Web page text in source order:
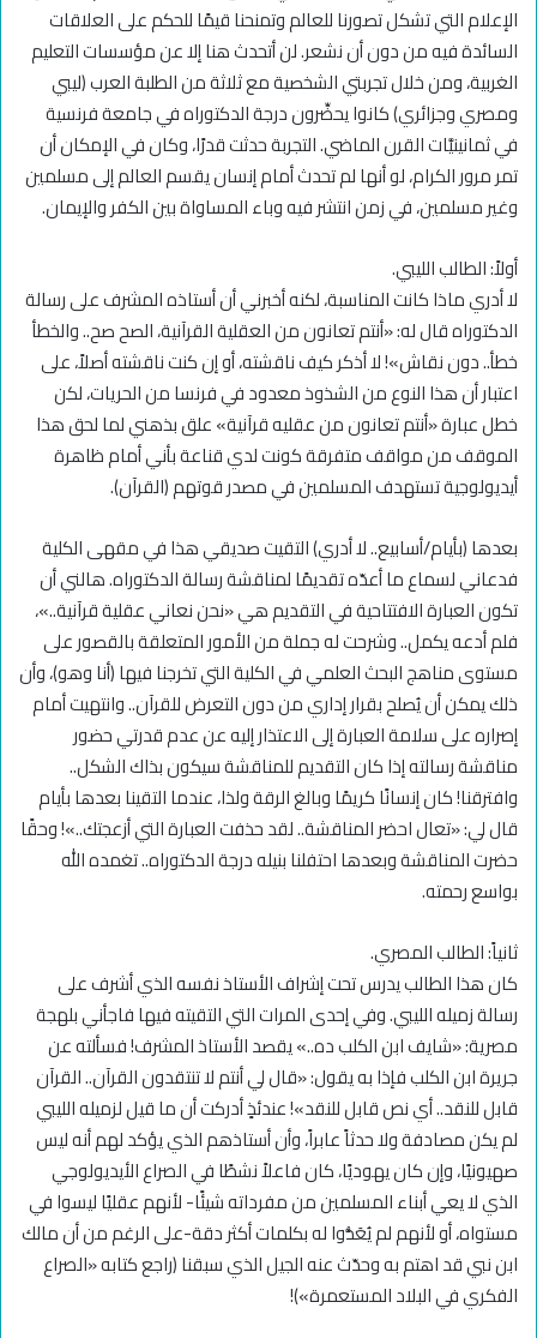
الإعلام التي تشكل تصورنا للعالم وتمنحنا قيمًا للحكم على العلاقات
السائدة فيه من دون أن نشعر. لن أتحدث هنا إلا عن مؤسسات التعليم
الغربية، ومن خلال تجربتي الشخصية مع ثلاثة من الطلبة العرب (ليبي
ومصري وجزائري) كانوا يحضِّرون درجة الدكتوراه في جامعة فرنسية
في ثمانينيَّات القرن الماضي. التجربة حدثت قدرًا، وكان في الإمكان أن
تمر مرور الكرام، لو أنها لم تحدث أمام إنسان يقسم العالم إلى مسلمين
وغير مسلمين، في زمن انتشر فيه وباء المساواة بين الكفر والإيمان.
أولاً: الطالب الليبي.
لا أدري ماذا كانت المناسبة، لكنه أخبرني أن أستاذه المشرف على رسالة
الدكتوراه قال له: «أنتم تعانون من العقلية القرآنية، الصح صح.. والخطأ
خطأ.. دون نقاش»! لا أذكر كيف ناقشته، أو إن كنت ناقشته أصلاً، على
اعتبار أن هذا النوع من الشذوذ معدود في فرنسا من الحريات، لكن
خطل عبارة «أنتم تعانون من عقليه قرآنية» علق بذهني لما لحق هذا
الموقف من مواقف متفرقة كونت لدي قناعة بأني أمام ظاهرة
أيديولوجية تستهدف المسلمين في مصدر قوتهم (القرآن).
بعدها (بأيام/أسابيع.. لا أدري) التقيت صديقي هذا في مقهى الكلية
فدعاني لسماع ما أعدّه تقديمًا لمناقشة رسالة الدكتوراه. هالني أن
تكون العبارة الافتتاحية في التقديم هي «نحن نعاني عقلية قرآنية..»،
فلم أدعه يكمل.. وشرحت له جملة من الأمور المتعلقة بالقصور على
مستوى مناهج البحث العلمي في الكلية التي تخرجنا فيها (أنا وهو)، وأن
ذلك يمكن أن يُصلح بقرار إداري من دون التعرض للقرآن.. وانتهيت أمام
إصراره على سلامة العبارة إلى الاعتذار إليه عن عدم قدرتي حضور
مناقشة رسالته إذا كان التقديم للمناقشة سيكون بذاك الشكل..
وافترقنا! كان إنسانًا كريمًا وبالغ الرقة ولذا، عندما التقينا بعدها بأيام
قال لي: «تعال احضر المناقشة.. لقد حذفت العبارة التي أزعجتك..»! وحقًا
حضرت المناقشة وبعدها احتفلنا بنيله درجة الدكتوراه.. تغمده الله
بواسع رحمته.
ثانياً: الطالب المصري.
كان هذا الطالب يدرس تحت إشراف الأستاذ نفسه الذي أشرف على
رسالة زميله الليبي. وفي إحدى المرات التي التقيته فيها فاجأني بلهجة
مصرية: «شايف ابن الكلب ده..» يقصد الأستاذ المشرف! فسألته عن
جريرة ابن الكلب فإذا به يقول: «قال لي أنتم لا تنتقدون القرآن.. القرآن
قابل للنقد.. أي نص قابل للنقد»! عندئذٍ أدركت أن ما قيل لزميله الليبي
لم يكن مصادفة ولا حدثاً عابراً، وأن أستاذهم الذي يؤكد لهم أنه ليس
صهيونيًا، وإن كان يهوديًا، كان فاعلاً نشطًا في الصراع الأيديولوجي
الذي لا يعي أبناء المسلمين من مفرداته شيئًا- لأنهم عقليًا ليسوا في
مستواه، أو لأنهم لم يُعَدُّوا له بكلمات أكثر دقة-على الرغم من أن مالك
ابن نبي قد اهتم به وحدّث عنه الجيل الذي سبقنا (راجع كتابه «الصراع
الفكري في البلاد المستعمرة»)!